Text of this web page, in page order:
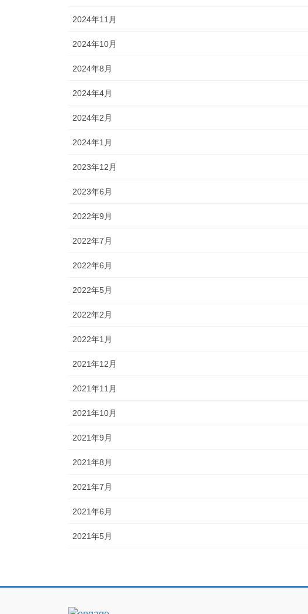
2024年11月
2024年10月
2024年8月
2024年4月
2024年2月
2024年1月
2023年12月
2023年6月
2022年9月
2022年7月
2022年6月
2022年5月
2022年2月
2022年1月
2021年12月
2021年11月
2021年10月
2021年9月
2021年8月
2021年7月
2021年6月
2021年5月